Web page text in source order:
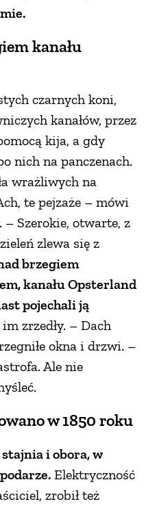
kanału
czarnych koni,
kanałów, przez
kija, a gdy
nich na panczenach.
wrażliwych na
te pejzaże – mówi
Szerokie, otwarte, z
zlewa się z
brzegiem
kanału Opsterland
pojechali ją
zrzedły. – Dach
okna i drzwi. –
Ale nie
w 1850 roku
i obora, w
Elektryczność
zrobił też